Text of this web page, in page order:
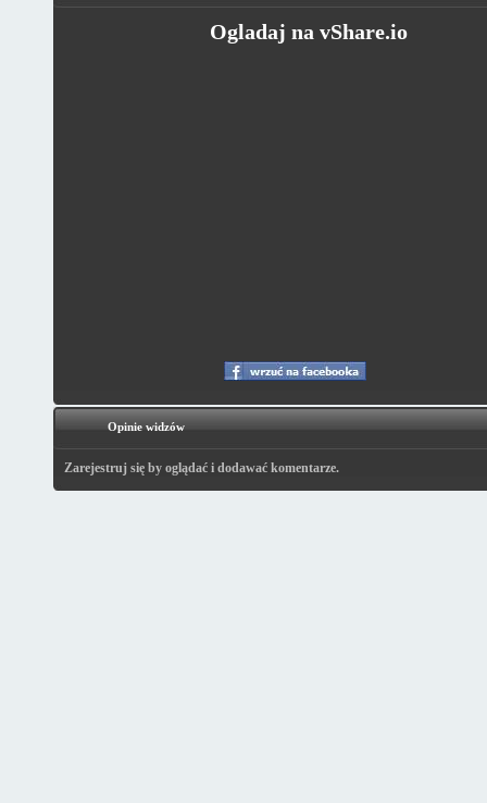
Ogladaj na vShare.io
Opinie widzów
Zarejestruj się by oglądać i dodawać komentarze.